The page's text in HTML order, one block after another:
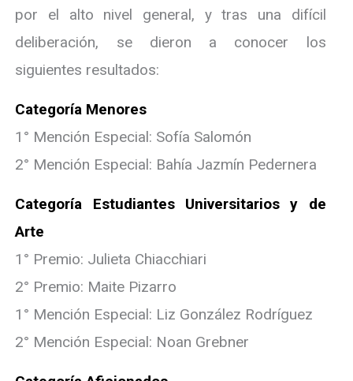
por el alto nivel general, y tras una difícil
deliberación, se dieron a conocer los
siguientes resultados:
Categoría Menores
1° Mención Especial: Sofía Salomón
2° Mención Especial: Bahía Jazmín Pedernera
Categoría Estudiantes Universitarios y de
Arte
1° Premio: Julieta Chiacchiari
2° Premio: Maite Pizarro
1° Mención Especial: Liz González Rodríguez
2° Mención Especial: Noan Grebner